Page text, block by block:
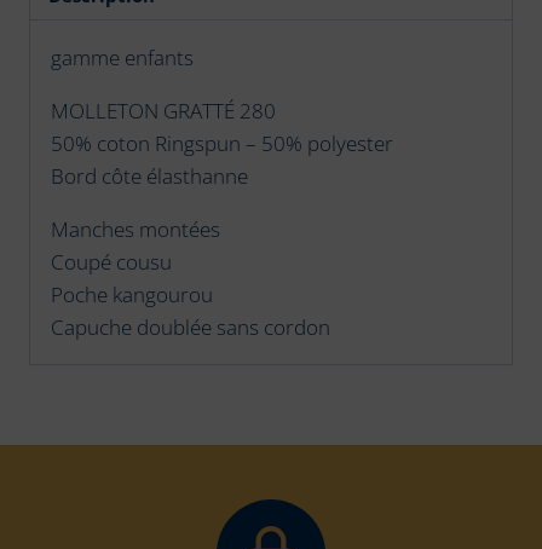
3
gamme enfants
MOLLETON GRATTÉ 280
50% coton Ringspun – 50% polyester
Bord côte élasthanne
Manches montées
Coupé cousu
Poche kangourou
Capuche doublée sans cordon